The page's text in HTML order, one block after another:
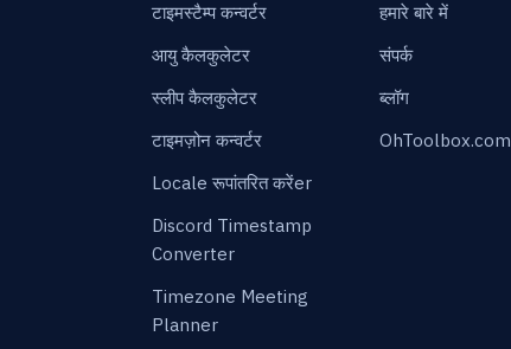
टाइमस्टैम्प कन्वर्टर
आयु कैलकुलेटर
स्लीप कैलकुलेटर
टाइमज़ोन कन्वर्टर
Locale रूपांतरित करेंer
Discord Timestamp
Converter
Timezone Meeting
Planner
हमारे बारे में
संपर्क
ब्लॉग
OhToolbox.com